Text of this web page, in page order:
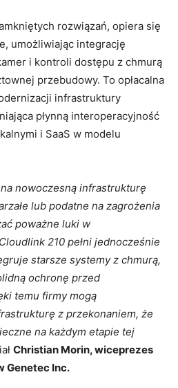
rozwiązań, opiera się
umożliwiając integrację
i kontroli dostępu z chmurą
przebudowy. To opłacalna
infrastruktury
płynną interoperacyjność
i SaaS w modelu
nowoczesną infrastrukturę
lub podatne na zagrożenia
poważne luki w
210 pełni jednocześnie
starsze systemy z chmurą,
ochronę przed
temu firmy mogą
z przekonaniem, że
na każdym etapie tej
Christian Morin, wiceprezes
Genetec Inc.